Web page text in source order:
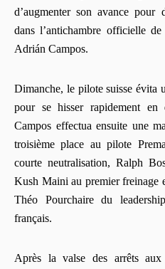
d’augmenter son avance pour
dans l’antichambre officielle
Adrián Campos.
Dimanche, le pilote suisse évita
pour se hisser rapidement
Campos effectua ensuite une
troisième place au pilote
courte neutralisation, Ralph
Kush Maini au premier freinage
Théo Pourchaire du
français.
Après la valse des arrêts